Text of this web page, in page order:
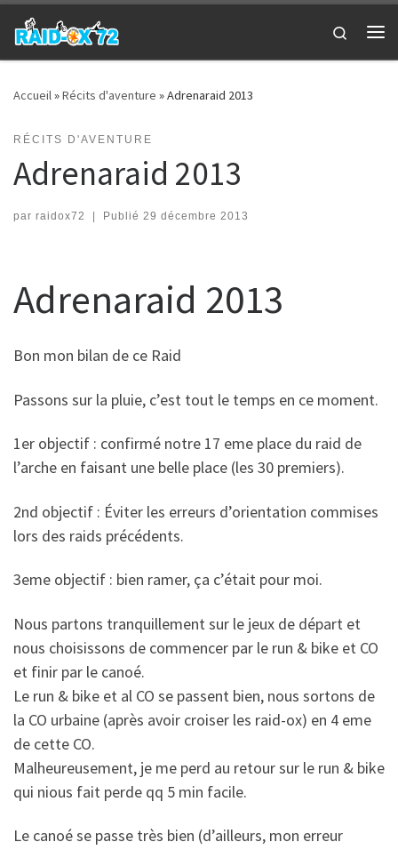
Passer au contenu
Search
Accueil»Récits d'aventure »Adrenaraid 2013
RÉCITS D'AVENTURE
Adrenaraid 2013
par raidox72 | Publié 29 décembre 2013
Adrenaraid 2013
Bon mon bilan de ce Raid
Passons sur la pluie, c’est tout le temps en ce moment.
1er objectif : confirmé notre 17 eme place du raid de
l’arche en faisant une belle place (les 30 premiers).
2nd objectif : Éviter les erreurs d’orientation commises
lors des raids précédents.
3eme objectif : bien ramer, ça c’était pour moi.
Nous partons tranquillement sur le jeux de départ et
nous choisissons de commencer par le run & bike et CO
et finir par le canoé.
Le run & bike et al CO se passent bien, nous sortons de
la CO urbaine (après avoir croiser les raid-ox) en 4 eme
de cette CO.
Malheureusement, je me perd au retour sur le run & bike
qui nious fait perde qq 5 min facile.
Le canoé se passe très bien (d’ailleurs, mon erreur